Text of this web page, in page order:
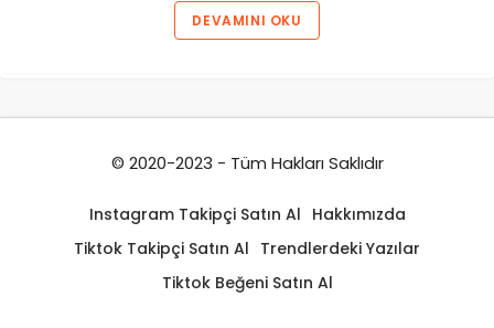
DEVAMINI OKU
© 2020-2023 - Tüm Hakları Saklıdır
Instagram Takipçi Satın Al Hakkımızda
Tiktok Takipçi Satın Al Trendlerdeki Yazılar
Tiktok Beğeni Satın Al